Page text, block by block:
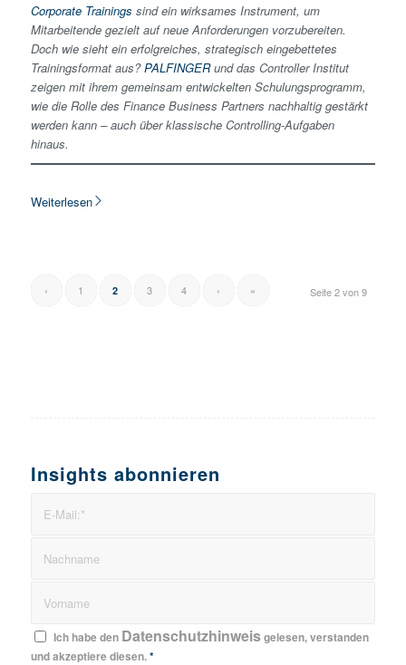
Corporate Trainings sind ein wirksames Instrument, um
Mitarbeitende gezielt auf neue Anforderungen vorzubereiten.
Doch wie sieht ein erfolgreiches, strategisch eingebettetes
Trainingsformat aus?PALFINGERund das Controller Institut
zeigen mit ihrem gemeinsam entwickelten Schulungsprogramm,
wie die Rolle des Finance Business Partners nachhaltig gestärkt
werden kann – auch über klassische Controlling-Aufgaben
hinaus.
Weiterlesen
Seite 2 von 9
‹ 1 2 3 4 › »
Insights abonnieren
Ich habe den Datenschutzhinweisgelesen, verstanden
und akzeptiere diesen.*